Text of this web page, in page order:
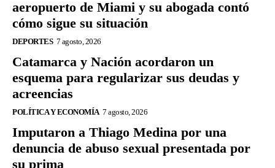
aeropuerto de Miami y su abogada contó
cómo sigue su situación
DEPORTES 7 agosto, 2026
Catamarca y Nación acordaron un
esquema para regularizar sus deudas y
acreencias
POLÍTICA Y ECONOMÍA 7 agosto, 2026
Imputaron a Thiago Medina por una
denuncia de abuso sexual presentada por
su prima